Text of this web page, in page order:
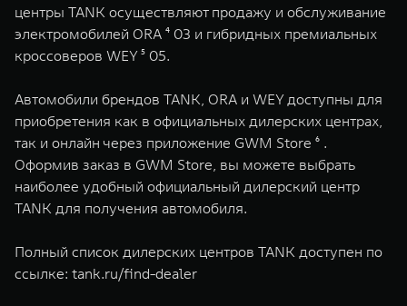
центры TANK осуществляют продажу и обслуживание
электромобилей ORA ⁴ 03 и гибридных премиальных
кроссоверов WEY ⁵ 05.
Автомобили брендов TANK, ORA и WEY доступны для
приобретения как в официальных дилерских центрах,
так и онлайн через приложение GWM Store ⁶ .
Оформив заказ в GWM Store, вы можете выбрать
наиболее удобный официальный дилерский центр
TANK для получения автомобиля.
Полный список дилерских центров TANK доступен по
ссылке: tank.ru/find-dealer